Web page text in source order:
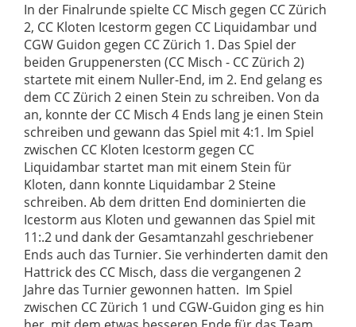
In der Finalrunde spielte CC Misch gegen CC Zürich
2, CC Kloten Icestorm gegen CC Liquidambar und
CGW Guidon gegen CC Zürich 1. Das Spiel der
beiden Gruppenersten (CC Misch - CC Zürich 2)
startete mit einem Nuller-End, im 2. End gelang es
dem CC Zürich 2 einen Stein zu schreiben. Von da
an, konnte der CC Misch 4 Ends lang je einen Stein
schreiben und gewann das Spiel mit 4:1. Im Spiel
zwischen CC Kloten Icestorm gegen CC
Liquidambar startet man mit einem Stein für
Kloten, dann konnte Liquidambar 2 Steine
schreiben. Ab dem dritten End dominierten die
Icestorm aus Kloten und gewannen das Spiel mit
11:.2 und dank der Gesamtanzahl geschriebener
Ends auch das Turnier. Sie verhinderten damit den
Hattrick des CC Misch, dass die vergangenen 2
Jahre das Turnier gewonnen hatten. Im Spiel
zwischen CC Zürich 1 und CGW-Guidon ging es hin